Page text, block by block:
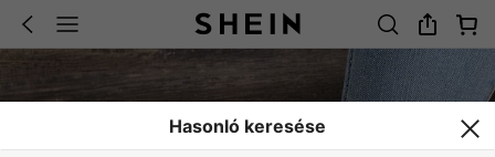
Hasonló keresése